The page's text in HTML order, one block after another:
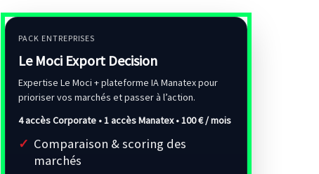
PACK ENTREPRISES
Le Moci Export Decision
Expertise Le Moci + plateforme IA Manatex pour
prioriser vos marchés et passer à l’action.
4 accès Corporate • 1 accès Manatex •100 € / mois
Comparaison & scoring des
marchés